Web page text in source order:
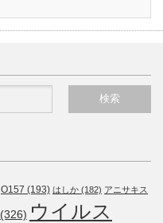
O157 (193) はしか (182) アニサキス
(326) ウイルス